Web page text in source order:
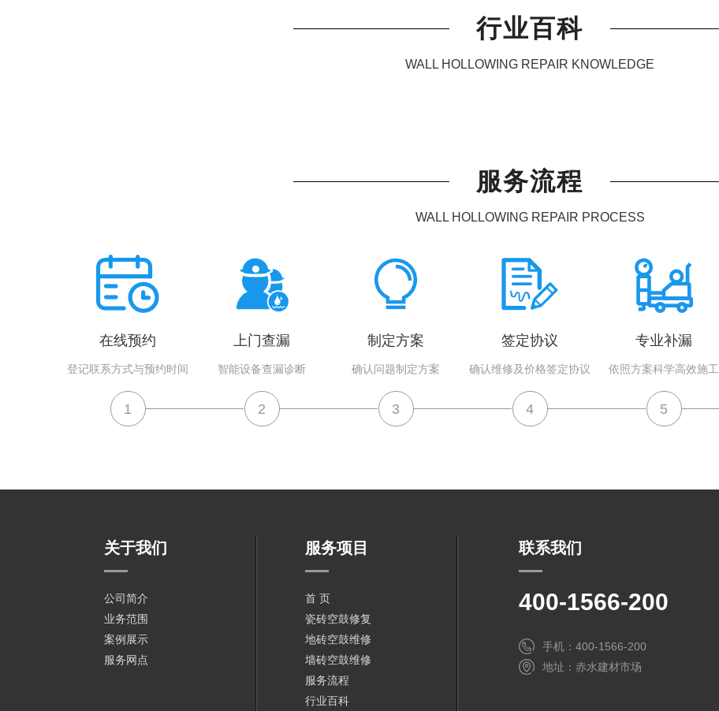
行业百科
WALL HOLLOWING REPAIR KNOWLEDGE
服务流程
WALL HOLLOWING REPAIR PROCESS
在线预约
登记联系方式与预约时间
上门查漏
智能设备查漏诊断
制定方案
确认问题制定方案
签定协议
确认维修及价格签定协议
专业补漏
依照方案科学高效施工
1 2 3 4 5
关于我们
公司简介
业务范围
案例展示
服务网点
服务项目
首 页
瓷砖空鼓修复
地砖空鼓维修
墙砖空鼓维修
服务流程
行业百科
联系我们
400-1566-200
手机：400-1566-200
地址：赤水建材市场